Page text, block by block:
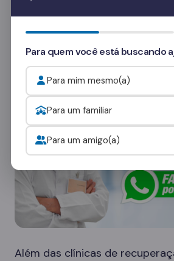
Quer saber mais? Fale com
consultorese veja como
Onde procurar ajuda para
Além das clínicas de
Para quem você está buscando
Para mim mesmo(a)
Para um familiar
Para um amigo(a)